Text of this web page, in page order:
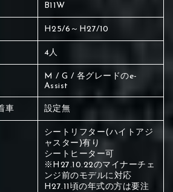
ている場所を選択
B11W
H25/6～H27/10
4人
M / G / 各グレードのe-
Assist
車 設定無
シートリフター(ハイトアジ
ャスター)有り
シートヒーター可
※H27.10.22のマイナーチェ
ンジ前のモデルに対応
H27.11頃の年式の方は要注